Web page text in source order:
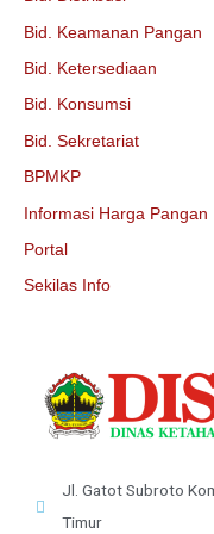
Bid. Keamanan Pangan
Bid. Ketersediaan
Bid. Konsumsi
Bid. Sekretariat
BPMKP
Informasi Harga Pangan
Portal
Sekilas Info
Jl. Gatot Subroto
Timur